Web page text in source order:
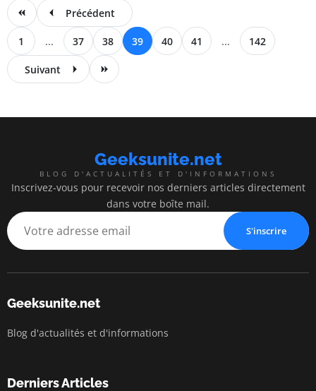
Précédent
1 ... 37 38 39 40 41 ... 142
Suivant
Geeksunite.net
BLOG D'ACTUALITÉS ET D'INFORMATIONS
Inscrivez-vous pour recevoir nos derniers articles directement
dans votre boîte mail.
S'inscrire
Geeksunite.net
Blog d'actualités et d'informations
Derniers Articles